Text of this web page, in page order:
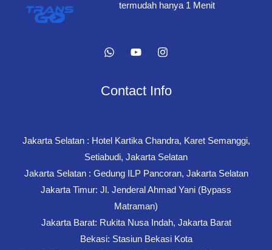
Bersih
termudah hanya 1 Menit
Contact Info
Jakarta Selatan : Hotel Kartika Chandra, Karet Semanggi,
Setiabudi, Jakarta Selatan
Jakarta Selatan : Gedung ILP Pancoran, Jakarta Selatan
Jakarta Timur: Jl. Jenderal Ahmad Yani (Bypass
Matraman)
Jakarta Barat: Rukita Nusa Indah, Jakarta Barat
Bekasi: Stasiun Bekasi Kota